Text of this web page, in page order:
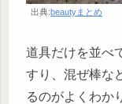
出典:beautyまとめ
道具だけを並べ
すり、混ぜ棒な
るのがよくわか